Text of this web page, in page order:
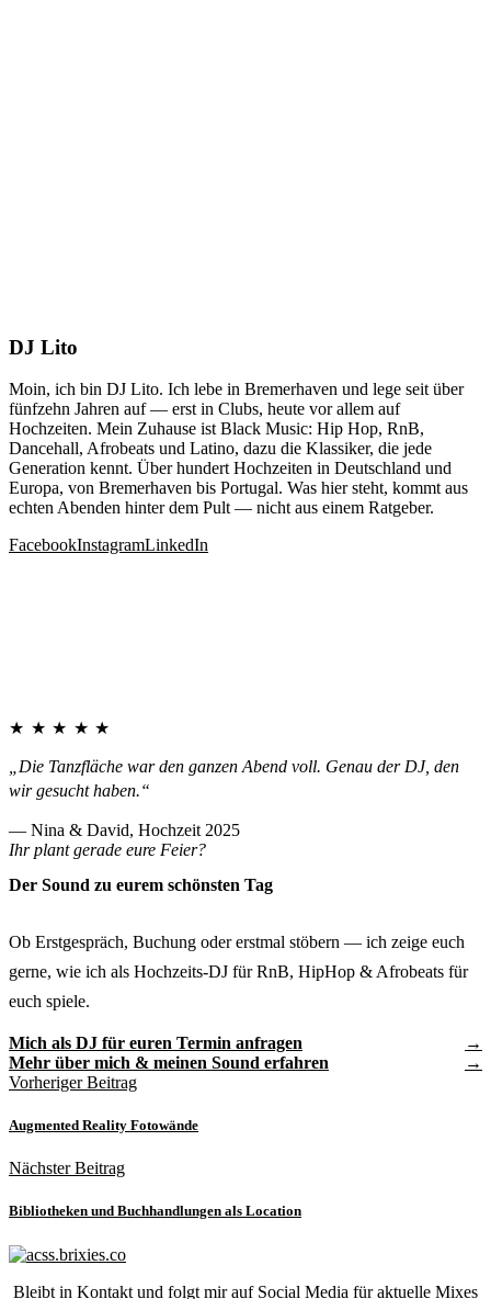
DJ Lito
Moin, ich bin DJ Lito. Ich lebe in Bremerhaven und lege seit über
fünfzehn Jahren auf — erst in Clubs, heute vor allem auf
Hochzeiten. Mein Zuhause ist Black Music: Hip Hop, RnB,
Dancehall, Afrobeats und Latino, dazu die Klassiker, die jede
Generation kennt. Über hundert Hochzeiten in Deutschland und
Europa, von Bremerhaven bis Portugal. Was hier steht, kommt aus
echten Abenden hinter dem Pult — nicht aus einem Ratgeber.
FacebookInstagramLinkedIn
★★★★★
„Die Tanzfläche war den ganzen Abend voll. Genau der DJ, den
wir gesucht haben.“
— Nina & David, Hochzeit 2025
Ihr plant gerade eure Feier?
Der Sound zu eurem schönsten Tag
Ob Erstgespräch, Buchung oder erstmal stöbern — ich zeige euch
gerne, wie ich als Hochzeits-DJ für RnB, HipHop & Afrobeats für
euch spiele.
Mich als DJ für euren Termin anfragen
Mehr über mich & meinen Sound erfahren
Vorheriger Beitrag
Augmented Reality Fotowände
Nächster Beitrag
Bibliotheken und Buchhandlungen als Location
Bleibt in Kontakt und folgt mir auf Social Media für aktuelle Mixes